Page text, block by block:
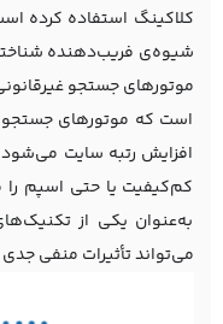
کلاکینگ استفاده کرده
شیوه‌ی فریب‌دهنده
موتورهای جستجو
است که موتورهای جستجو
افزایش رتبه سایت
کم‌کیفیت یا حتی اسپم
به‌عنوان یکی از
می‌تواند تأثیرات منفی